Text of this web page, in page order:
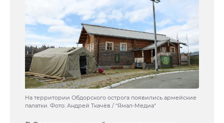
На территории Обдорского острога появились армейские
палатки. Фото: Андрей Ткачёв / "Ямал-Медиа"